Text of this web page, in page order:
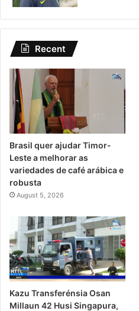
Recent
Brasil quer ajudar Timor-
Leste a melhorar as
variedades de café arábica e
robusta
August 5, 2026
Kazu Transferénsia Osan
Millaun 42 Husi Singapura,